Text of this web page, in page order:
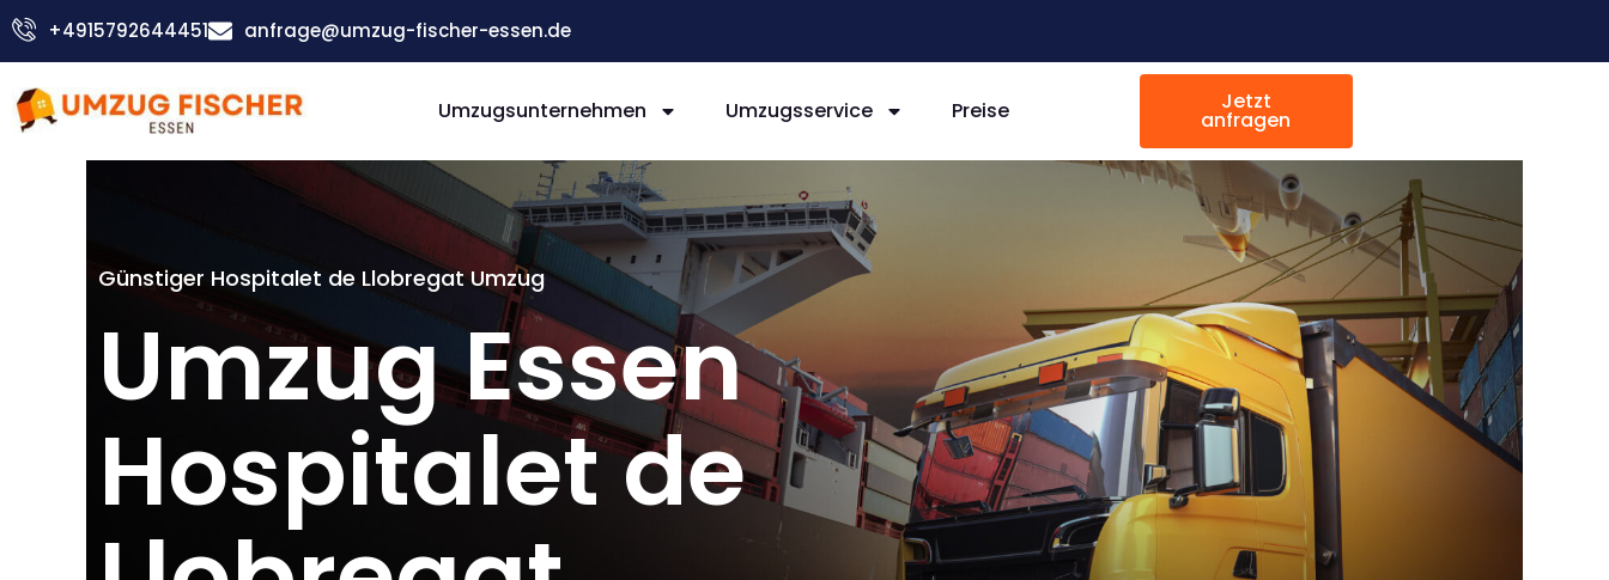
Zum
Inhalt
+4915792644451 anfrage@umzug-fischer-essen.de
Umzugsunternehmen Umzugsservice Preise Jetzt
anfragen
Günstiger Hospitalet de Llobregat Umzug
Umzug Essen
Hospitalet de